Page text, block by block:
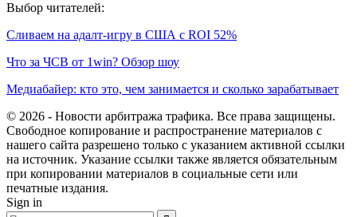
Выбор читателей:
Сливаем на адалт-игру в США с ROI 52%
Что за ЧСВ от 1win? Обзор шоу
Медиабайер: кто это, чем занимается и сколько зарабатывает
© 2026 - Новости арбитража трафика. Все права защищены.
Свободное копирование и распространение материалов с
нашего сайта разрешено только с указанием активной ссылки
на источник. Указание ссылки также является обязательным
при копировании материалов в социальные сети или
печатные издания.
Sign in